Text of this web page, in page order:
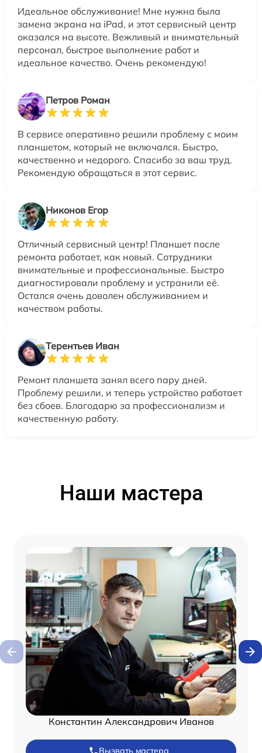
Идеальное обслуживание! Мне нужна была
замена экрана на iPad, и этот сервисный центр
оказался на высоте. Вежливый и внимательный
персонал, быстрое выполнение работ и
идеальное качество. Очень рекомендую!
Петров Роман
В сервисе оперативно решили проблему с моим
планшетом, который не включался. Быстро,
качественно и недорого. Спасибо за ваш труд.
Рекомендую обращаться в этот сервис.
Никонов Егор
Отличный сервисный центр! Планшет после
ремонта работает, как новый. Сотрудники
внимательные и профессиональные. Быстро
диагностировали проблему и устранили её.
Остался очень доволен обслуживанием и
качеством работы.
Терентьев Иван
Ремонт планшета занял всего пару дней.
Проблему решили, и теперь устройство работает
без сбоев. Благодарю за профессионализм и
качественную работу.
Наши мастера
Константин Александрович Иванов
Вызвать мастера